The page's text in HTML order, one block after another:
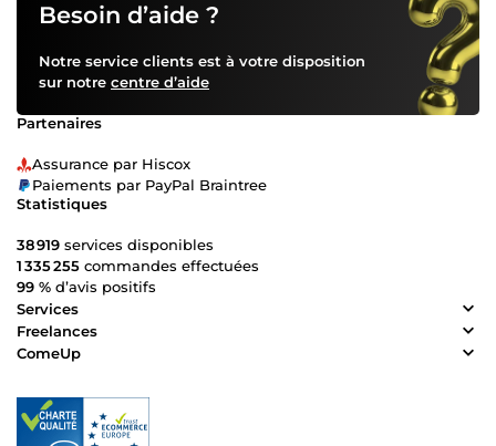
Besoin d’aide ?
Notre service clients est à votre disposition
sur notre centre d’aide
Partenaires
Assurance par Hiscox
Paiements par PayPal Braintree
Statistiques
38 919 services disponibles
1 335 255 commandes effectuées
99 % d’avis positifs
Services
Freelances
ComeUp